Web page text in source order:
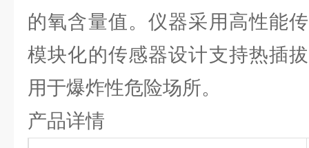
的氧含量值。仪器采用高性能
模块化的传感器设计支持热插
用于爆炸性危险场所。
产品详情